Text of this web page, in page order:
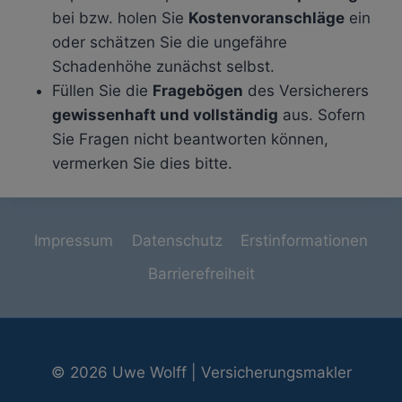
bei bzw. holen Sie Kostenvoranschläge ein
oder schätzen Sie die ungefähre
Schadenhöhe zunächst selbst.
Füllen Sie die Fragebögen des Versicherers
gewissenhaft und vollständig aus. Sofern
Sie Fragen nicht beantworten können,
vermerken Sie dies bitte.
Impressum Datenschutz
Erstinformationen
Barrierefreiheit
© 2026 Uwe Wolff | Versicherungsmakler